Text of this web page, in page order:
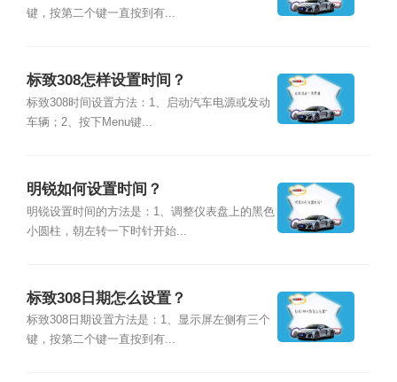
键，按第二个键一直按到有...
标致308怎样设置时间？
标致308时间设置方法：1、启动汽车电源或发动
车辆；2、按下Menu键...
明锐如何设置时间？
明锐设置时间的方法是：1、调整仪表盘上的黑色
小圆柱，朝左转一下时针开始...
标致308日期怎么设置？
标致308日期设置方法是：1、显示屏左侧有三个
键，按第二个键一直按到有...